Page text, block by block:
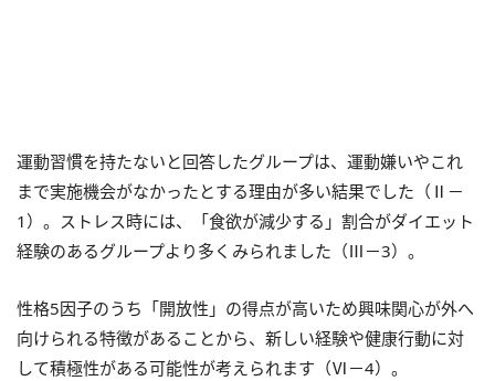
運動習慣を持たないと回答したグループは、運動嫌いやこれ
まで実施機会がなかったとする理由が多い結果でした（Ⅱ－
1）。ストレス時には、「食欲が減少する」割合がダイエット
経験のあるグループより多くみられました（Ⅲ－3）。
性格5因子のうち「開放性」の得点が高いため興味関心が外へ
向けられる特徴があることから、新しい経験や健康行動に対
して積極性がある可能性が考えられます（Ⅵ－4）。